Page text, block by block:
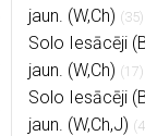
jaun. (W,Ch) (35)
Solo Iesācēji
jaun. (W,Ch) (17)
Solo Iesācēji
jaun. (W,Ch,J)